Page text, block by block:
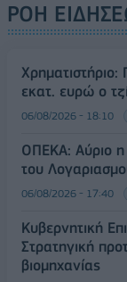
ΡΟΗ
εκατ. ευρώ ο
06/08/2026 - 18:10
ΟΠΕΚΑ: Αύριο η
του
06/08/2026 - 17:40
Κυβερνητική
Στρατηγική
βιομηχανίας